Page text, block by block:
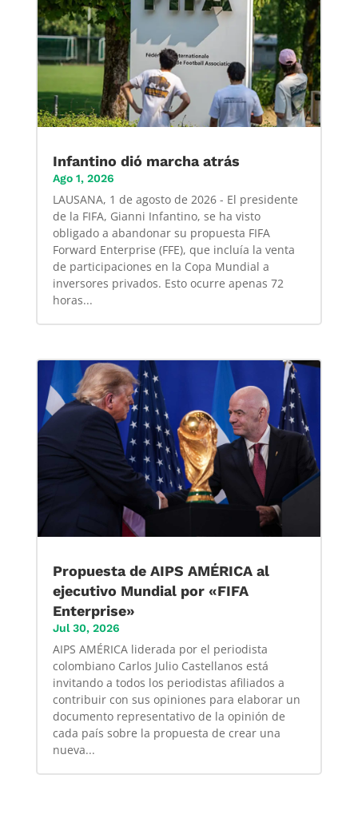
Infantino dió marcha atrás
Ago 1, 2026
LAUSANA, 1 de agosto de 2026 - El presidente
de la FIFA, Gianni Infantino, se ha visto
obligado a abandonar su propuesta FIFA
Forward Enterprise (FFE), que incluía la venta
de participaciones en la Copa Mundial a
inversores privados. Esto ocurre apenas 72
horas...
Propuesta de AIPS AMÉRICA al
ejecutivo Mundial por «FIFA
Enterprise»
Jul 30, 2026
AIPS AMÉRICA liderada por el periodista
colombiano Carlos Julio Castellanos está
invitando a todos los periodistas afiliados a
contribuir con sus opiniones para elaborar un
documento representativo de la opinión de
cada país sobre la propuesta de crear una
nueva...